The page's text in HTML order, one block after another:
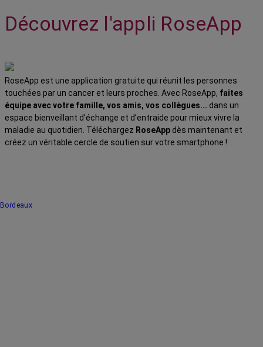
Découvrez l'appli RoseApp
RoseApp est une application gratuite qui réunit les personnes
touchées par un cancer et leurs proches. Avec RoseApp, faites
équipe avec votre famille, vos amis, vos collègues... dans un
espace bienveillant d’échange et d’entraide pour mieux vivre la
maladie au quotidien. Téléchargez RoseApp dès maintenant et
créez un véritable cercle de soutien sur votre smartphone !
Bordeaux